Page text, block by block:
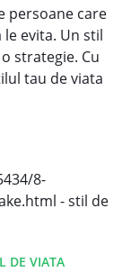
persoane care
evita. Un stil
strategie. Cu
tau de viata
8-
- stil de
DE VIATA